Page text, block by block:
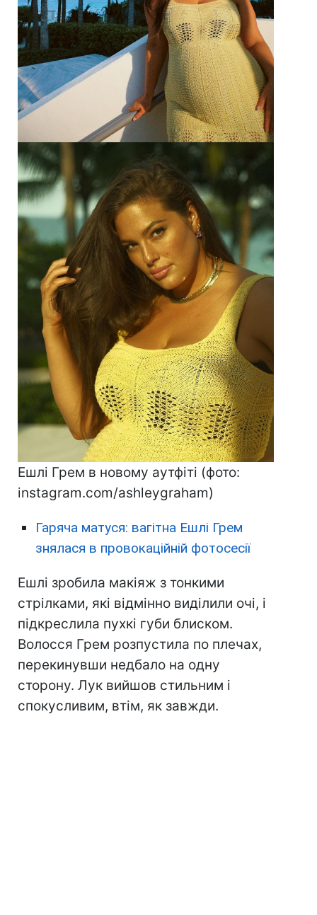
Ешлі Грем в новому аутфіті (фото:
instagram.com/ashleygraham)
Гаряча матуся: вагітна Ешлі Грем
знялася в провокаційній фотосесії
Ешлі зробила макіяж з тонкими
стрілками, які відмінно виділили очі, і
підкреслила пухкі губи блиском.
Волосся Грем розпустила по плечах,
перекинувши недбало на одну
сторону. Лук вийшов стильним і
спокусливим, втім, як завжди.